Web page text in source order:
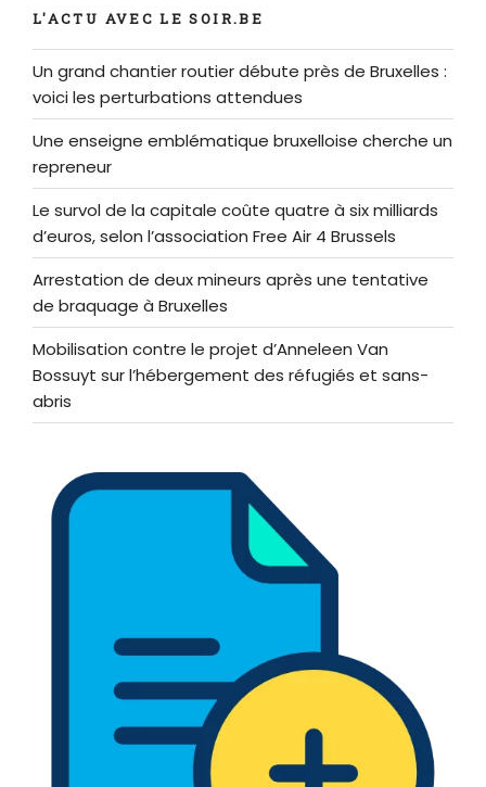
L'ACTU AVEC LE SOIR.BE
Un grand chantier routier débute près de Bruxelles :
voici les perturbations attendues
Une enseigne emblématique bruxelloise cherche un
repreneur
Le survol de la capitale coûte quatre à six milliards
d’euros, selon l’association Free Air 4 Brussels
Arrestation de deux mineurs après une tentative
de braquage à Bruxelles
Mobilisation contre le projet d’Anneleen Van
Bossuyt sur l’hébergement des réfugiés et sans-
abris